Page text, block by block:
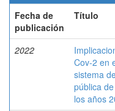
Fecha de
publicación
Título
2022
Cov-2 en
sistema
pública
los años